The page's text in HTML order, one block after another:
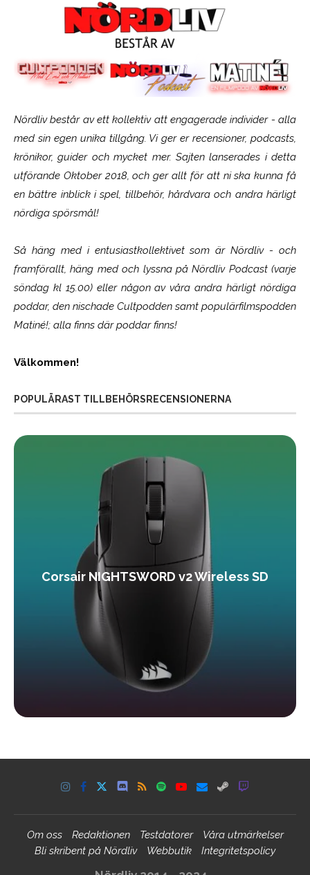
Nördliv består av ett kollektiv att engagerade individer - alla
med sin egen unika tillgång. Vi ger er recensioner, podcasts,
krönikor, guider och mycket mer. Sajten lanserades i detta
utförande Oktober 2018, och ger allt för att ni ska kunna få
en bättre inblick i spel, tillbehör, hårdvara och andra härligt
nördiga spörsmål!
Så häng med i entusiastkollektivet som ärNördliv- och
framförallt, häng med och lyssna på Nördliv Podcast (varje
söndag kl 15.00) eller någon av våra andra härligt nördiga
poddar, den nischade Cultpodden samt populärfilmspodden
Matiné!; alla finns där poddar finns!
Välkommen!
POPULÄRAST TILLBEHÖRSRECENSIONERNA
Corsair NIGHTSWORD v2 Wireless SD
Om oss Redaktionen Testdatorer
Våra utmärkelser
Bli skribent på Nördliv
Webbutik Integritetspolicy